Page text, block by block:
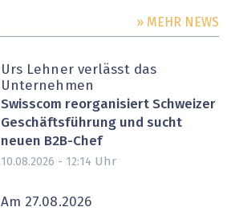
» MEHR NEWS
Urs Lehner verlässt das
Unternehmen
Swisscom reorganisiert Schweizer
Geschäftsführung und sucht
neuen B2B-Chef
10.08.2026 - 12:14 Uhr
Am 27.08.2026